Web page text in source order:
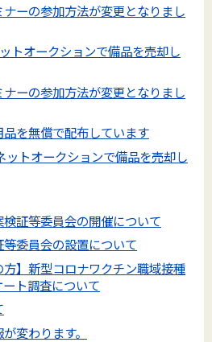
ーの参加方法が変更となりまし
トオークションで備品を売却し
ーの参加方法が変更となりまし
を無償で配布しています
ットオークションで備品を売却し
証等委員会の開催について
委員会の設置について
方】新型コロナワクチン職域接種
ト調査について
変わります。